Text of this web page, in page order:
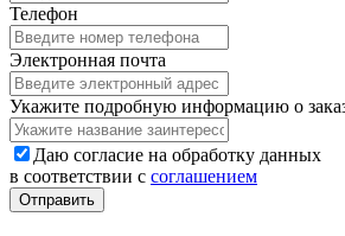
Телефон
Электронная почта
Укажите подробную информацию о
Даю согласие на обработку данных
в соответствии с соглашением